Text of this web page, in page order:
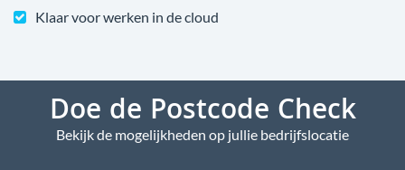
Klaar voor werken in de cloud
Doe de Postcode Check
Bekijk de mogelijkheden op jullie bedrijfslocatie